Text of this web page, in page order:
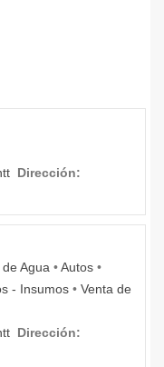
Dirección:
Agua •Autos •
- Insumos • Venta de
Dirección: